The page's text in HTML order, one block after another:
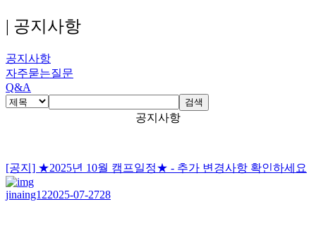
| 공지사항
공지사항
자주묻는질문
Q&A
검색
공지사항
[공지] ★2025년 10월 캠프일정★ - 추가 변경사항 확인하세요
jinaing122025-07-2728